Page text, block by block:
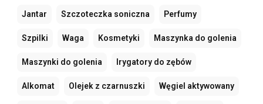
Jantar Szczoteczka soniczna Perfumy
Szpilki Waga Kosmetyki Maszynka do golenia
Maszynki do golenia Irygatory do zębów
Alkomat Olejek z czarnuszki Węgiel aktywowany